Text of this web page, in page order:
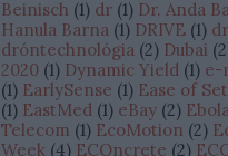
Beinisch (1) dr (1) Dr. Anda
Hanula Barna (1) DRIVE (1)
dróntechnológia (2) Dubai (2
2020 (1) Dynamic Yield (1) e-
(1) EarlySense (1) Ease of
(1) EastMed (1) eBay (2)
Telecom (1) EcoMotion (2)
Week (4) ECOncrete (2)